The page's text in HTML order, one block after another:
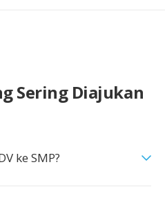
Sering Diajukan
ke SMP?